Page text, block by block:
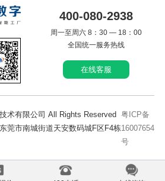
400-080-2938
周一至周六 8：30 — 18：00
全国统一服务热线
在线客服
术有限公司 All Rights Reserved
市南城街道天安数码城F区F4栋
粤ICP备
16007654
号